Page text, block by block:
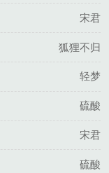
宋君
狐狸不归
轻梦
硫酸
宋君
硫酸